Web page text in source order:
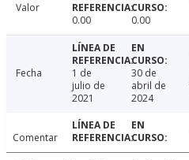
Valor
0.00
0.00
Fecha
1 de
julio de
2021
30 de
abril de
2024
Comentar